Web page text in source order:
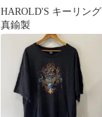
HAROLD'S キーリング
真鍮製